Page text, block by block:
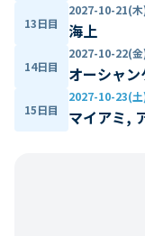
13日目
2027-10-21(
海上
14日目
2027-10-22(
オーシャ
15日目
2027-10-23(
マイアミ,